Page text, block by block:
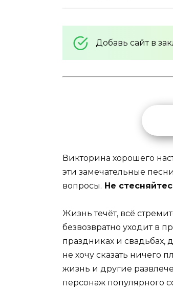
Добавь сайт в
Викторина хорошего
эти замечательные
вопросы. Не
Жизнь течёт, всё
безвозвратно уходит в
праздниках и свадьбах,
не хочу сказать ничего
жизнь и другие
персонаж популярного